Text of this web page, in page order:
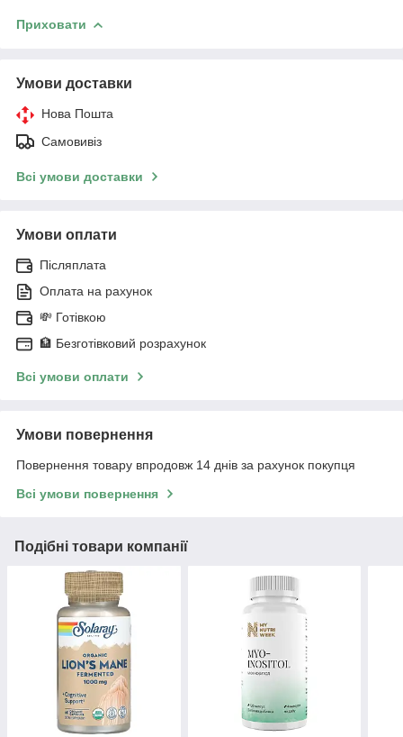
Приховати
Умови доставки
Нова Пошта
Самовивіз
Всі умови доставки
Умови оплати
Післяплата
Оплата на рахунок
💸 Готівкою
🏦 Безготівковий розрахунок
Всі умови оплати
Умови повернення
Повернення товару впродовж 14 днів за рахунок покупця
Всі умови повернення
Подібні товари компанії